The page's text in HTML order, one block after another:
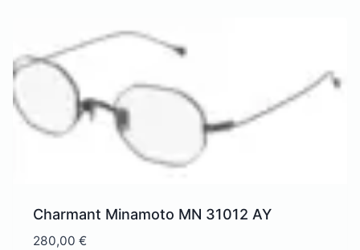
Charmant Minamoto MN 31012 AY
280,00€